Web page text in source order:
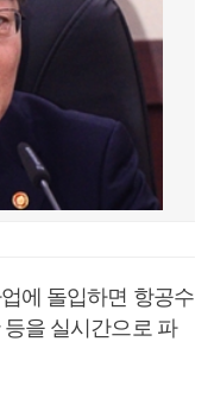
에 돌입하면 항공수
을 실시간으로 파